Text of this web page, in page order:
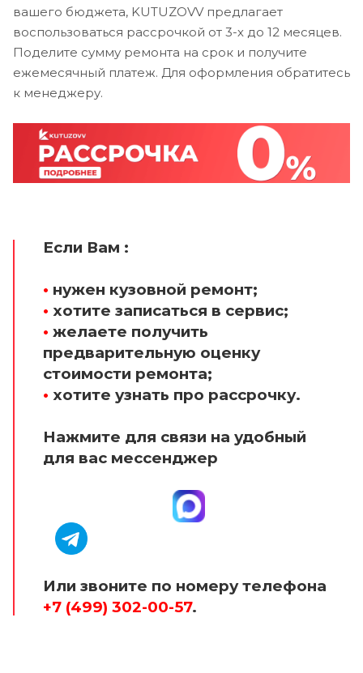
вашего бюджета, KUTUZOVV предлагает
воспользоваться рассрочкой от 3-х до 12 месяцев.
Поделите сумму ремонта на срок и получите
ежемесячный платеж. Для оформления обратитесь
к менеджеру.
Если Вам :
• нужен кузовной ремонт;
• хотите записаться в сервис;
• желаете получить
предварительную оценку
стоимости ремонта;
• хотите узнать про рассрочку.
Нажмите для связи на удобный
для вас мессенджер
Или звоните по номеру телефона
+7 (499) 302-00-57.